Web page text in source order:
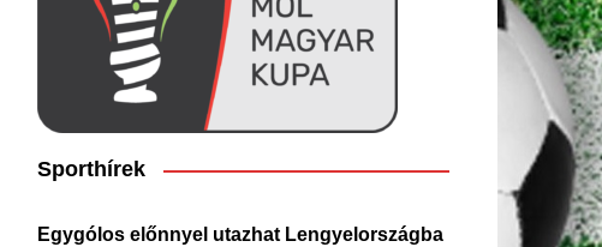
Sporthírek
Egygólos előnnyel utazhat Lengyelországba